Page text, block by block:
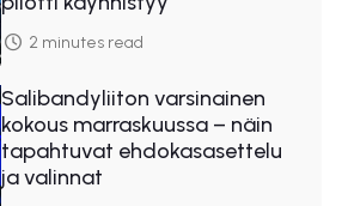
2 minutes read
Salibandyliiton varsinainen
kokous marraskuussa – näin
tapahtuvat ehdokasasettelu
ja valinnat